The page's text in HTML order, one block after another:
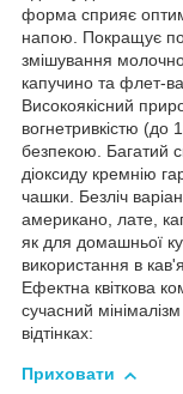
форма сприяє
напою. Покращує
змішування
капучино та флет-
Високоякісний
вогнетривкістю (до
безпекою. Багатий
діоксиду кремнію
чашки. Безліч
американо, лате,
як для домашньої
використання в
Ефектна квіткова
сучасний
відтінках:
Приховати